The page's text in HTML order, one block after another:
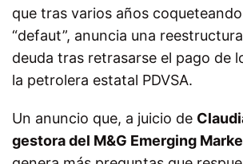
que tras varios años
“defaut”, anuncia una
deuda tras retrasarse el pago de
la petrolera estatal PDVSA.
Un anuncio que, a juicio de
gestora del M&G Emerging